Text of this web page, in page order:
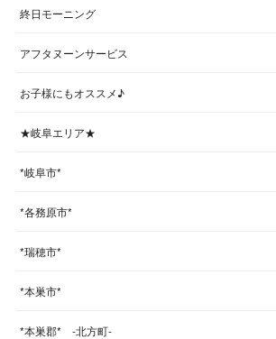
終日モーニング
アフタヌーンサービス
お子様にもオススメ♪
★岐阜エリア★
*岐阜市*
*各務原市*
*瑞穂市*
*本巣市*
*本巣郡* -北方町-